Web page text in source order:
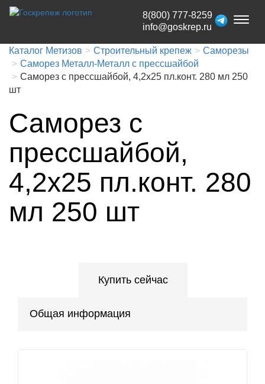
Toggle
8(800) 777-8259
info@goskrep.ru
Каталог Метизов Строительный крепеж
Саморезы
Саморез Металл-Металл с прессшайбой
Саморез с прессшайбой, 4,2x25 пл.конт. 280 мл 250
шт
Саморез с
прессшайбой,
4,2x25 пл.конт. 280
мл 250 шт
Купить сейчас
Общая информация